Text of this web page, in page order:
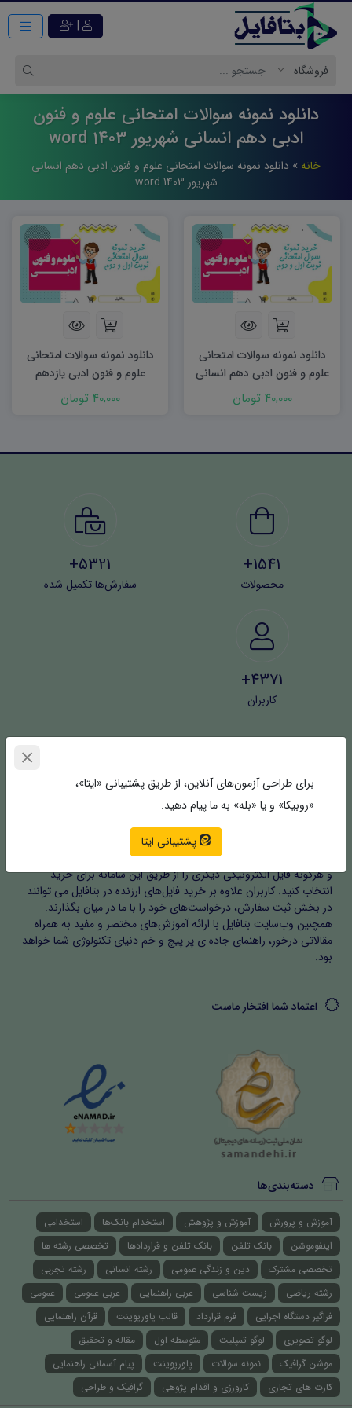
|
دانلود نمونه سوالات امتحانی علوم و فنون
ادبی دهم انسانی شهریور 1403 word
خانه » دانلود نمونه سوالات امتحانی علوم و فنون ادبی دهم انسانی
شهریور 1403 word
دانلود نمونه سوالات امتحانی
علوم و فنون ادبی دهم انسانی
شهریور ۱۴۰۳ word
40,000 تومان
دانلود نمونه سوالات امتحانی
علوم و فنون ادبی یازدهم
انسانی شهریور ۱۴۰۳ word
40,000 تومان
1541+
محصولات
5321+
سفارش‌ها تکمیل شده
4371+
کاربران
بتافایل | مرکز خرید و سفارش فایل های با ارزش، فعالیت حرفه ای خود را
با اخذ مجوزهای مربوطه در شهریور ماه ۱۴۰۲ آغاز کرد. بتافایل به کاربران
امکان می‌دهد که فایل های الکترونیکی اعم از پروژه‌های دانشگاهی،
مقالات، فرم‌ها و مستندات، نرم افزار، افزونه، اینفوموشن و موشن گرافیک
و هرگونه فایل الکترونیکی دیگری را از طریق این سامانه برای خرید
انتخاب کنید. کاربران علاوه بر خرید فایل‌های ارزنده در بتافایل می توانند
در بخش ثبت سفارش، درخواست‌های خود را با ما در میان بگذارند.
همچنین وب‌سایت بتافایل با ارائه آموزش‌های مختصر و مفید به همراه
مقالاتی درخور، راهنمای جاده ی پر پیچ و خم دنیای تکنولوژی شما خواهد
بود.
اعتماد شما افتخار ماست
دسته‌بندی‌ها
آموزش و پرورش آموزش و پژوهش استخدام بانک‌ها
استخدامی
اینفوموشن
بانک تلفن بانک تلفن و قراردادها
تخصصی رشته ها
تخصصی مشترک
دین و زندگی عمومی رشته انسانی
رشته تجربی
رشته ریاضی
زیست شناسی عربی راهنمایی عربی عمومی
عمومی
فراگیر دستگاه اجرایی
فرم قرارداد قالب پاورپوینت
قرآن راهنمایی
لوگو تصویری
لوگو تمپلیت متوسطه اول
مقاله و تحقیق
موشن گرافیک
نمونه سوالات پاورپوینت
پیام آسمانی راهنمایی
کارت های تجاری
کارورزی و اقدام پژوهی گرافیک و طراحی
برای طراحی آزمون‌های آنلاین، از طریق پشتیبانی «ایتا»،
«روبیکا» و یا «بله» به ما پیام دهید.
پشتیبانی ایتا